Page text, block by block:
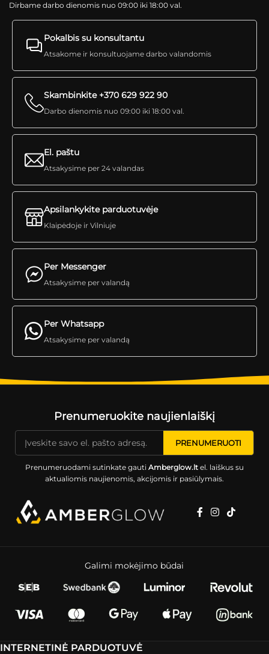
Dirbame darbo dienomis nuo 09:00 iki 18:00 val.
Pokalbis su konsultantu
Atsakome ir konsultuojame darbo valandomis
Skambinkite +370 629 922 90
Darbo dienomis nuo 09:00 iki 18:00 val.
Per Messenger
Atsakysime per valandą
El. paštu
Atsakysime per 24 valandas
Apsilankykite parduotuvėje
Klaipėdoje ir Vilniuje
Per Whatsapp
Atsakysime per valandą
Prenumeruokite naujienlaiškį
Prenumeruodami sutinkate gauti Amberglow.ltel. laiškus su
aktualiomis naujienomis, akcijomis ir pasiūlymais.
Galimi mokėjimo būdai
INTERNETINĖ PARDUOTUVĖ